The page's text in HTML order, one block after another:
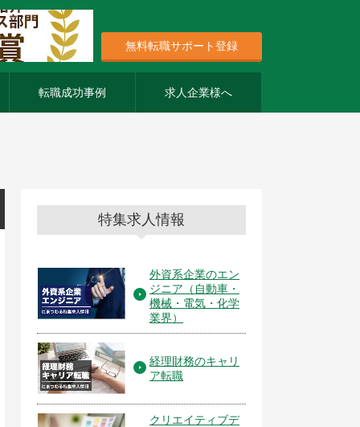
無料転職サポート登録
転職成功事例 求人企業様へ
特集求人情報
外資系企業のエン
ジニア（自動車・
機械・電気・化学
業界）
経理財務のキャリ
ア転職
クリエイティブデ